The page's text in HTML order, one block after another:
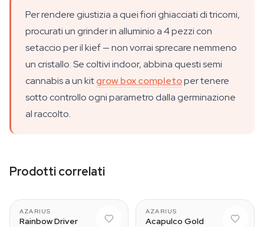
Per rendere giustizia a quei fiori ghiacciati di tricomi,
procurati un grinder in alluminio a 4 pezzi con
setaccio per il kief — non vorrai sprecare nemmeno
un cristallo. Se coltivi indoor, abbina questi semi
cannabis a un kitgrow box completoper tenere
sotto controllo ogni parametro dalla germinazione
al raccolto.
Prodotti correlati
AZARIUS
Rainbow Driver
AZARIUS
Acapulco Gold